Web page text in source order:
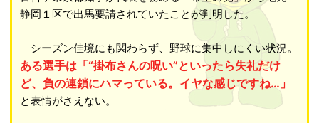
静岡１区で出馬要請されていたことが判明した。
シーズン佳境にも関わらず、野球に集中しにくい状況。
ある選手は「“掛布さんの呪い”といったら失礼だけ
ど、負の連鎖にハマっている。イヤな感じですね…」
と表情がさえない。